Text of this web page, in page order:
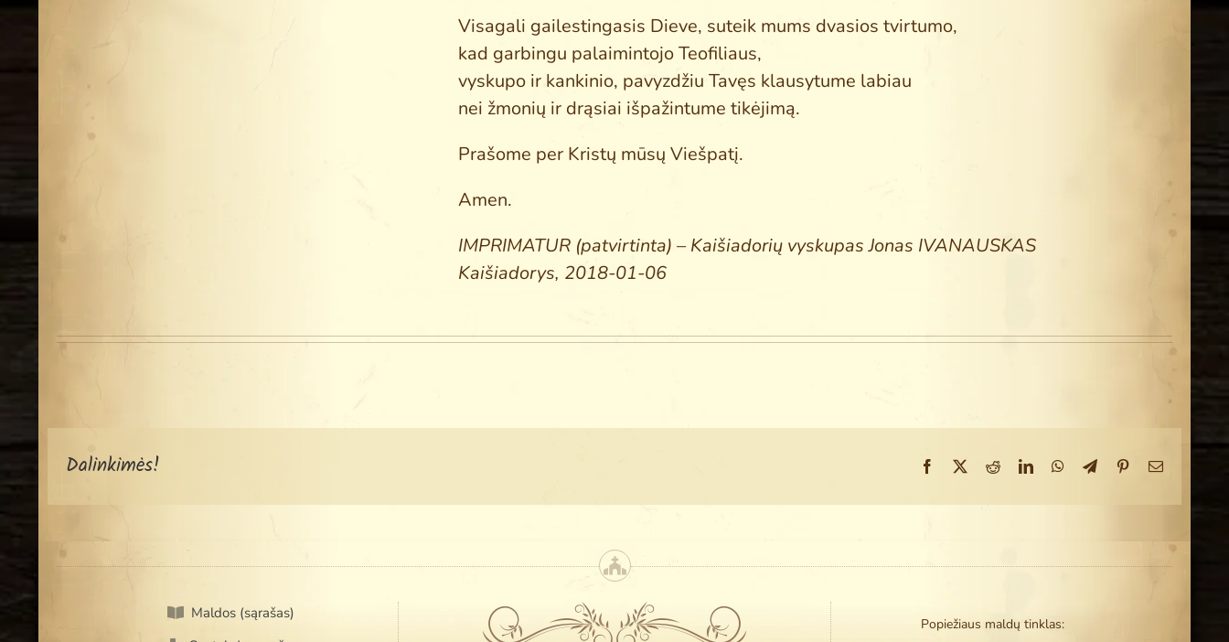
Visagali gailestingasis Dieve, suteik mums dvasios tvirtumo,
kad garbingu palaimintojo Teofiliaus,
vyskupo ir kankinio, pavyzdžiu Tavęs klausytume labiau
nei žmonių ir drąsiai išpažintume tikėjimą.
Prašome per Kristų mūsų Viešpatį.
Amen.
IMPRIMATUR (patvirtinta) – Kaišiadorių vyskupas Jonas IVANAUSKAS
Kaišiadorys, 2018-01-06
Dalinkimės! Facebook RedditLinkedInWhatsApp
TelegramPinterestEmail
Maldos (sąrašas)
Popiežiaus maldų tinklas: